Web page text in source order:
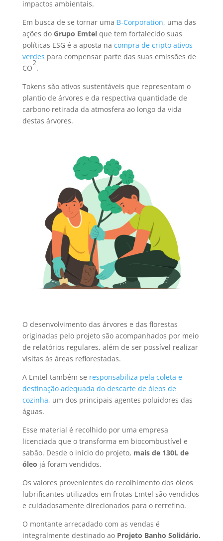
impactos ambientais.
Em busca de se tornar uma B-Corporation, uma das
ações do Grupo Emtelque tem fortalecido suas
políticas ESG é a aposta na compra de cripto ativos
verdes para compensar parte das suas emissões de
CO
2
.
Tokens são ativos sustentáveis que representam o
plantio de árvores e da respectiva quantidade de
carbono retirada da atmosfera ao longo da vida
destas árvores.
O desenvolvimento das árvores e das florestas
originadas pelo projeto são acompanhados por meio
de relatórios regulares, além de ser possível realizar
visitas às áreas reflorestadas.
A Emtel também se responsabiliza pela coleta e
destinação adequada do descarte de óleos de
cozinha, um dos principais agentes poluidores das
águas.
Esse material é recolhido por uma empresa
licenciada que o transforma em biocombustível e
sabão. Desde o início do projeto, mais de 130L de
óleo já foram vendidos.
Os valores provenientes do recolhimento dos óleos
lubrificantes utilizados em frotas Emtel são vendidos
e cuidadosamente direcionados para o rerrefino.
O montante arrecadado com as vendas é
integralmente destinado ao Projeto Banho Solidário.